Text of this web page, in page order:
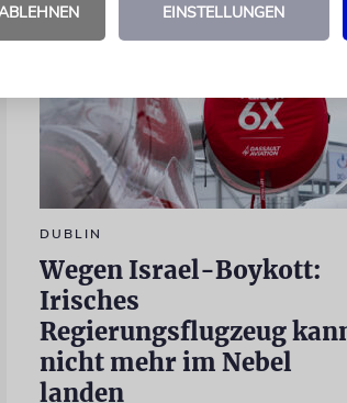
DUBLIN
Wegen Israel-Boykott:
Irisches
Regierungsflugzeug
nicht mehr im Nebel
landen
EINSTELLUNGEN